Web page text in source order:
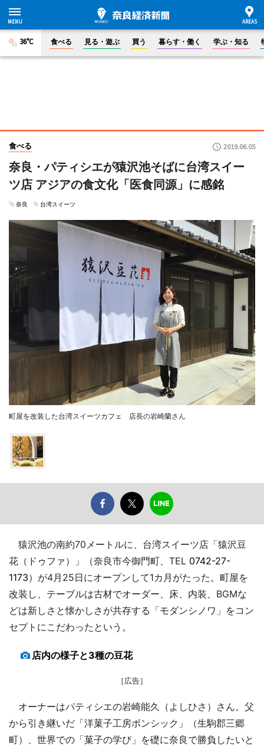
36°C 食べる 見る・遊ぶ 買う 暮らす・働く 学ぶ・知る
食べる 2019.06.05
奈良・パティシエが猿沢池そばに台湾スイー
ツ店 アジアの食文化「医食同源」に感銘
奈良 台湾スイーツ
町屋を改装した台湾スイーツカフェ 店長の岩崎蘭さん
猿沢池の南約70メートルに、台湾スイーツ店「猿沢豆
花（ドゥファ）」（奈良市今御門町、TEL 0742-27-
1173）が4月25日にオープンして1カ月がたった。町屋を
改装し、テーブルは古材でオーダー、床、内装、BGMな
どは新しさと懐かしさが共存する「モダンシノワ」をコン
セプトにこだわったという。
店内の様子と3種の豆花
［広告］
オーナーはパティシエの岩崎能久（よしひさ）さん。父
から引き継いだ「洋菓子工房ボンシック」（生駒郡三郷
町）、世界での「菓子の学び」を礎に奈良で勝負したいと